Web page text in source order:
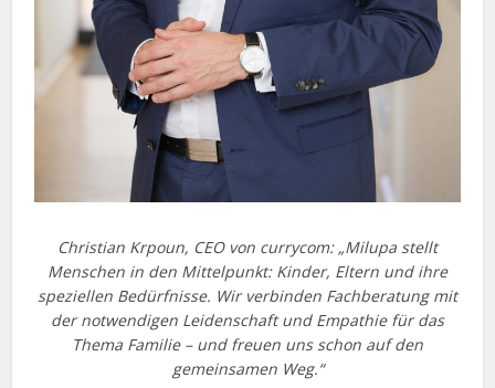
Christian Krpoun, CEO von currycom: „Milupa stellt
Menschen in den Mittelpunkt: Kinder, Eltern und ihre
speziellen Bedürfnisse. Wir verbinden Fachberatung mit
der notwendigen Leidenschaft und Empathie für das
Thema Familie – und freuen uns schon auf den
gemeinsamen Weg.“